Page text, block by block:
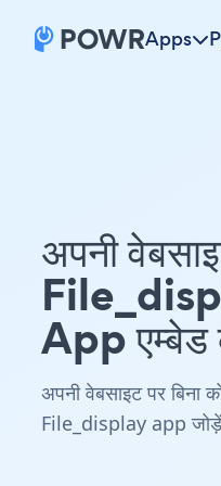
Apps
अपनी
App
अपनी वेबसाइट पर बिना
File_display app